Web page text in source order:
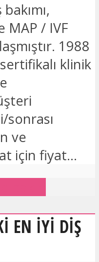
MAP / IVF
1988
klinik
sonrası
ve
için fiyat...
EN IYI DIŞ